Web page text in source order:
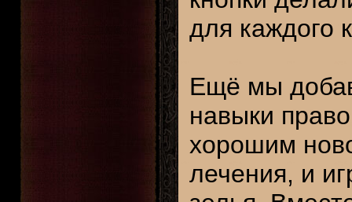
для каждого
Ещё мы
навыки
хорошим
лечения, и